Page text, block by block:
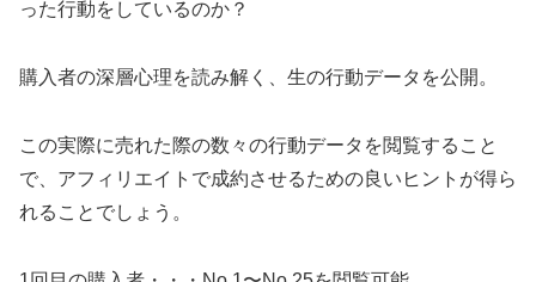
った行動をしているのか？
購入者の深層心理を読み解く、生の行動データを公開。
この実際に売れた際の数々の行動データを閲覧すること
で、アフィリエイトで成約させるための良いヒントが得ら
れることでしょう。